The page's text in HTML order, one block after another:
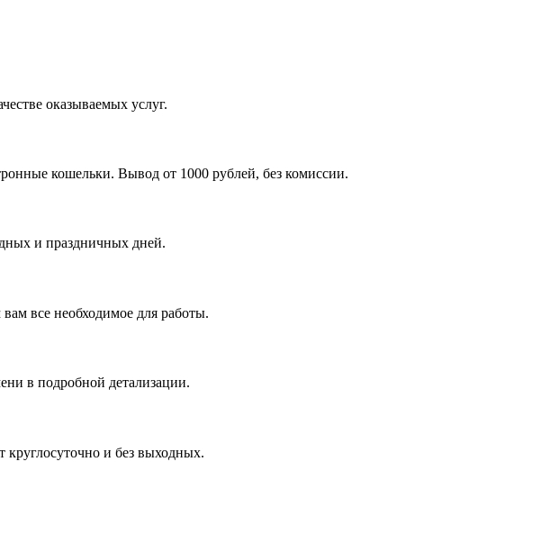
оказываемых услуг.
кошельки. Вывод от 1000 рублей, без комиссии.
и праздничных дней.
все необходимое для работы.
в подробной детализации.
круглосуточно и без выходных.